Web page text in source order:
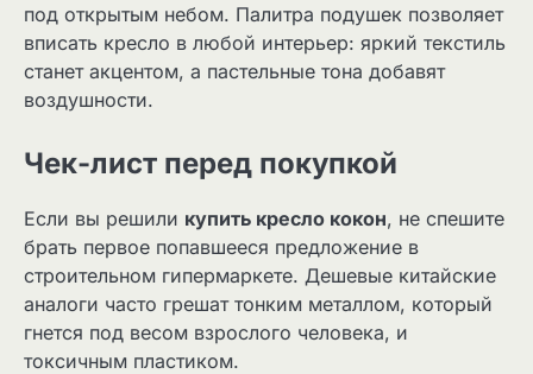
под открытым небом. Палитра подушек позволяет
вписать кресло в любой интерьер: яркий текстиль
станет акцентом, а пастельные тона добавят
воздушности.
Чек-лист перед покупкой
Если вы решили купить кресло кокон, не спешите
брать первое попавшееся предложение в
строительном гипермаркете. Дешевые китайские
аналоги часто грешат тонким металлом, который
гнется под весом взрослого человека, и
токсичным пластиком.